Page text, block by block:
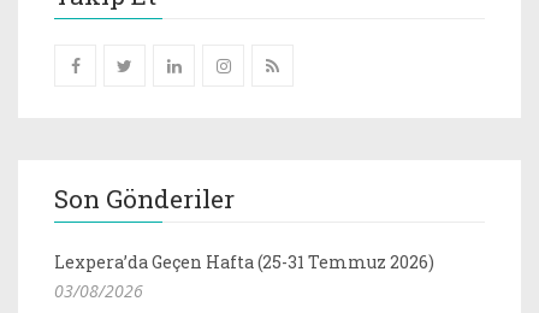
Son Gönderiler
Lexpera’da Geçen Hafta (25-31 Temmuz 2026)
03/08/2026